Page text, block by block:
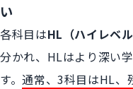
い
各科目はHL（ハイレベル
分かれ、HLはより深い
す。通常、3科目はHL、